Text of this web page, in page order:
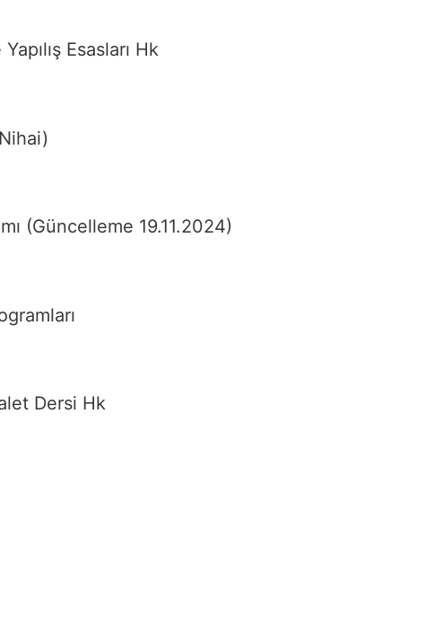
Esasları Hk
(Güncelleme 19.11.2024)
Dersi Hk